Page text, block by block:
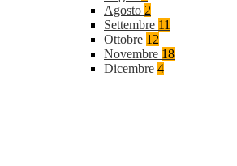
Agosto 2
Settembre 11
Ottobre 12
Novembre 18
Dicembre 4